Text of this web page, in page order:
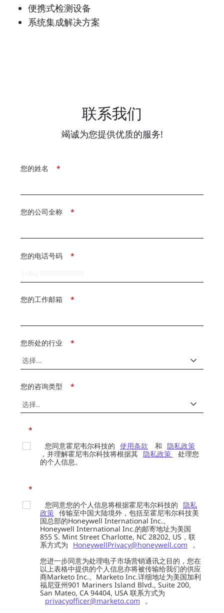
便携式检测设备
系统集成解决方案
联系我们
竭诚为您提供优质的服务!
*
您的姓名
*
您的公司全称
*
您的电话号码
*
您的工作邮箱
*
您所处的行业
*
您的咨询类型
*
您同意霍尼韦尔科技的 使用条款 和 隐私政策
，并理解霍尼韦尔科技将根据其 隐私政策
处理您
的个人信息。
*
您同意您的个人信息将根据霍尼韦尔科技的 隐私
政策 传输至中国大陆境外，包括至霍尼韦尔科技美
国总部的Honeywell International Inc.。
Honeywell International Inc.的邮寄地址为美国
855 S. Mint Street Charlotte, NC 28202, US，联
系方式为
HoneywellPrivacy@honeywell.com
。
您进一步同意为处理电子市场营销通讯之目的，您在
以上表格中提供的个人信息亦将被传输给我们的供应
商Marketo Inc.。Marketo Inc.详细地址为美国加利
福尼亚州901 Mariners Island Blvd., Suite 200,
San Mateo, CA 94404, USA 联系方式为
privacyofficer@marketo.com
。